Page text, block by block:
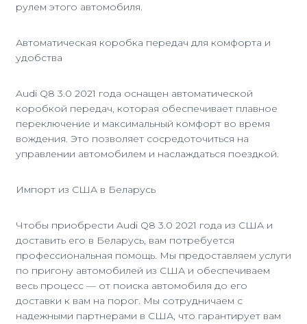
рулем этого автомобиля.
Автоматическая коробка передач для комфорта и
удобства
Audi Q8 3.0 2021 года оснащен автоматической
коробкой передач, которая обеспечивает плавное
переключение и максимальный комфорт во время
вождения. Это позволяет сосредоточиться на
управлении автомобилем и наслаждаться поездкой.
Импорт из США в Беларусь
Чтобы приобрести Audi Q8 3.0 2021 года из США и
доставить его в Беларусь, вам потребуется
профессиональная помощь. Мы предоставляем услуги
по пригону автомобилей из США и обеспечиваем
весь процесс — от поиска автомобиля до его
доставки к вам на порог. Мы сотрудничаем с
надежными партнерами в США, что гарантирует вам